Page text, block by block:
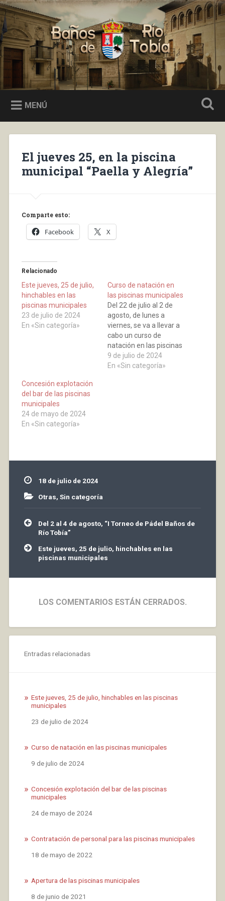
Saltar
al
contenido
Buscar
Baños de Río Tobía
MENÚ
El jueves 25, en la piscina
municipal “Paella y Alegría”
Comparte esto:
Facebook X
Relacionado
Este jueves, 25 de julio,
hinchables en las
piscinas municipales
23 de julio de 2024
En «Sin categoría»
Curso de natación en
las piscinas municipales
Del 22 de julio al 2 de
agosto, de lunes a
viernes, se va a llevar a
cabo un curso de
natación en las piscinas
municipales de Baños
de Río Tobía. Para
9 de julio de 2024
En «Sin categoría»
Concesión explotación
del bar de las piscinas
municipales
24 de mayo de 2024
En «Sin categoría»
18 de julio de 2024
Otras, Sin categoría
Navegación
de
entradas
Del 2 al 4 de agosto, “I Torneo de Pádel Baños de
Río Tobía”
Este jueves, 25 de julio, hinchables en las
piscinas municipales
LOS COMENTARIOS ESTÁN CERRADOS.
Entradas relacionadas
Este jueves, 25 de julio, hinchables en las piscinas
municipales
Fecha
23 de julio de 2024
Curso de natación en las piscinas municipales
Fecha
9 de julio de 2024
Concesión explotación del bar de las piscinas
municipales
Fecha
24 de mayo de 2024
Contratación de personal para las piscinas municipales
Fecha
18 de mayo de 2022
Apertura de las piscinas municipales
Fecha
8 de junio de 2021